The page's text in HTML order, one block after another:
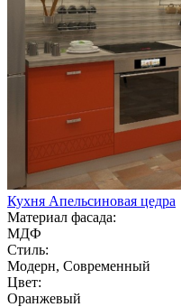
Кухня Апельсиновая цедра
Материал фасада:
МДФ
Стиль:
Модерн, Современный
Цвет:
Оранжевый